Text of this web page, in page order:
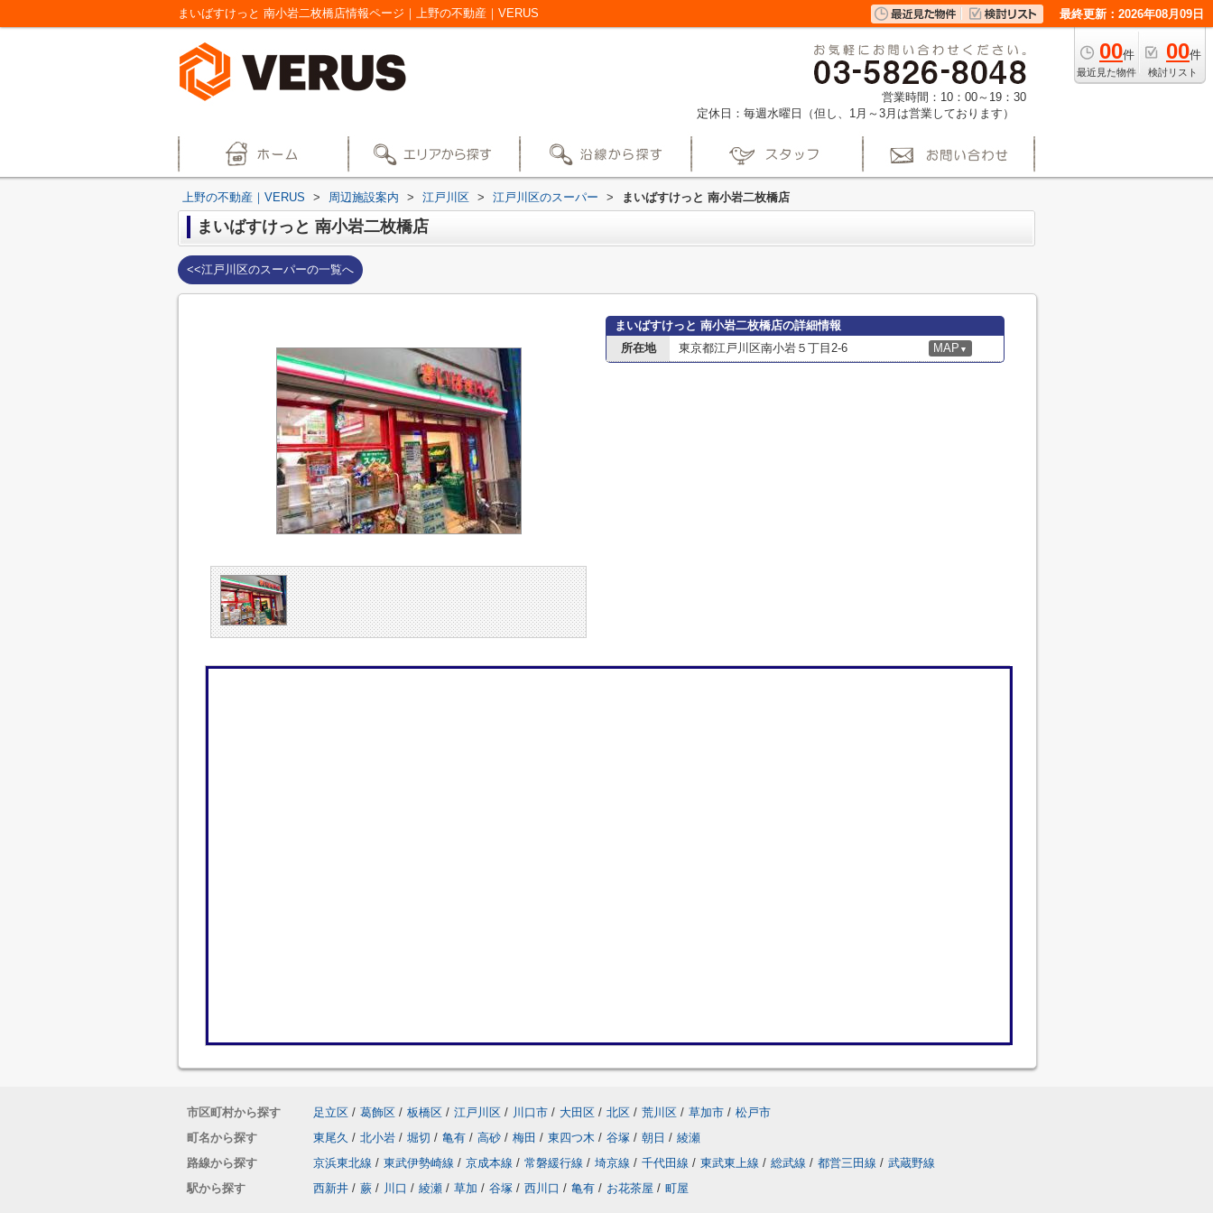
まいばすけっと 南小岩二枚橋店情報ページ｜上野の不動産｜VERUS 最終更新：2026年08月09日
00件
最近見た物件
00件
検討リスト
営業時間：10：00～19：30
定休日：毎週水曜日（但し、1月～3月は営業しております）
上野の不動産｜VERUS > 周辺施設案内 > 江戸川区 > 江戸川区のスーパー > まいばすけっと 南小岩二枚橋店
まいばすけっと 南小岩二枚橋店
<<江戸川区のスーパーの一覧へ
まいばすけっと 南小岩二枚橋店の詳細情報
所在地
東京都江戸川区南小岩５丁目2-6 MAP ▼
市区町村から探す 足立区 / 葛飾区 / 板橋区 / 江戸川区 / 川口市 / 大田区 / 北区 / 荒川区 / 草加市 / 松戸市
町名から探す
東尾久 / 北小岩 / 堀切 / 亀有 / 高砂 / 梅田 / 東四つ木 / 谷塚 / 朝日 / 綾瀬
路線から探す
京浜東北線 / 東武伊勢崎線 / 京成本線 / 常磐緩行線 / 埼京線 / 千代田線 / 東武東上線 / 総武線 / 都営三田線 / 武蔵野線
駅から探す
西新井 / 蕨 / 川口 / 綾瀬 / 草加 / 谷塚 / 西川口 / 亀有 / お花茶屋 / 町屋